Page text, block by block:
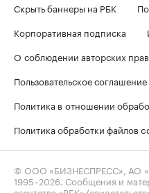
Скрыть баннеры на РБК
Корпоративная подписка
О соблюдении авторских прав
Пользовательское соглашение
Политика в отношении
Политика обработки файлов
© ООО «БИЗНЕСПРЕСС», АО
1995–2026 . Сообщения и